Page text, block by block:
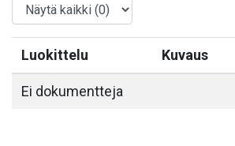
Luokittelu Kuvaus
Ei dokumentteja